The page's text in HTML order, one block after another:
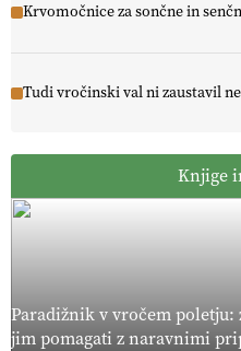
Krvomočnice za sončne in
Tudi vročinski val ni zaustavil
Knjige
Paradižnik v vročem
jim pomagati z naravnimi